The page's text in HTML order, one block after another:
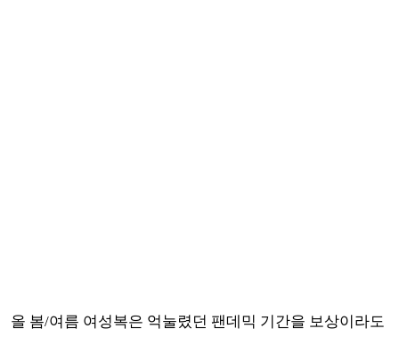
올 봄/여름 여성복은 억눌렸던 팬데믹 기간을 보상이라도